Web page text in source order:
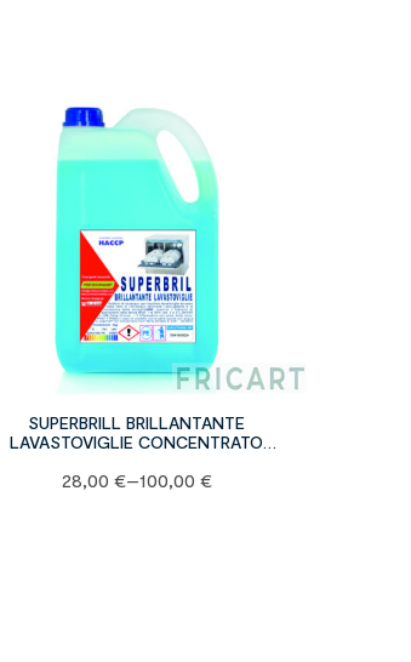
SUPERBRILL BRILLANTANTE
LAVASTOVIGLIE CONCENTRATO
28,00 €–100,00 €